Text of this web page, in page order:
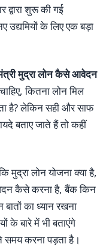
शुरू की गई
उद्यमियों के लिए एक बड़ा
मुद्रा लोन कैसे आवेदन
कितना लोन मिल
है? लेकिन सही और साफ
बताए जाते हैं तो कहीं
मुद्रा लोन योजना क्या है,
कैसे करना है, बैंक किन
का ध्यान रखना
के बारे में भी बताएंगे
समय करना पड़ता है।